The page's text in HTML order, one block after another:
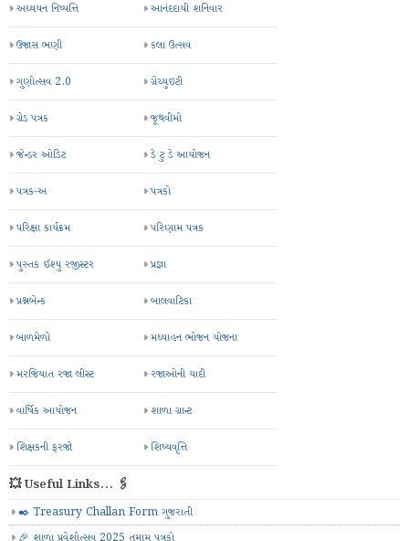
અધ્યયન નિષ્પત્તિ આનંદદાયી શનિવાર
ઉજાસ ભણી કલા ઉત્સવ
ગુણોત્સવ 2.0 ગ્રેચ્યુઇટી
ગ્રેડ પત્રક જૂથવીમો
જેન્ડર ઓડિટ ડે ટુ ડે આયોજન
પત્રક-અ પત્રકો
પરિક્ષા કાર્યક્રમ પરિણામ પત્રક
પુસ્તક ઈશ્યુ રજીસ્ટર પ્રજ્ઞા
પ્રશ્નબેન્ક બાલવાટિકા
બાળમેળો મઘ્યાહન ભોજન યોજના
મરજિયાત રજા લીસ્ટ રજાઓની યાદી
વાર્ષિક આયોજન શાળા ગ્રાન્ટ
શિક્ષકની ફરજો શિષ્યવૃત્તિ
💥 Useful Links... 🖇️
✒️ Treasury Challan Form ગુજરાતી
🎉 શાળા પ્રવેશોત્સવ 2025 તમામ પત્રકો